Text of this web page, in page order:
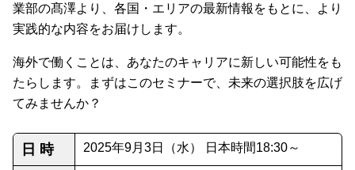
業部の髙澤より、各国・エリアの最新情報をもとに、より
実践的な内容をお届けします。
海外で働くことは、あなたのキャリアに新しい可能性をも
たらします。まずはこのセミナーで、未来の選択肢を広げ
てみませんか？
日 時 2025年9月3日（水） 日本時間18:30～